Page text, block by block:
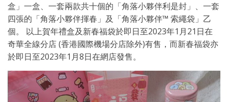
盒」一盒、一套兩款共十個的「角落小夥伴利是封」、一套
四張的「角落小夥伴揮春」及「角落小夥伴™ 索繩袋」乙
個。 以上賀年禮盒及新春福袋於即日至2023年1月21日在
奇華全線分店 (香港國際機場分店除外)有售，而新春福袋亦
於即日至2023年1月8日在網店發售。